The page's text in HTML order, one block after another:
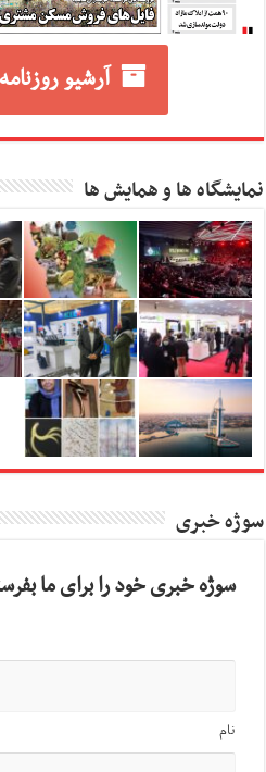
آرشیو
نمایشگاه ها و همایش ها
سوژه خبری
سوژه خبری خود را برای ما
نام